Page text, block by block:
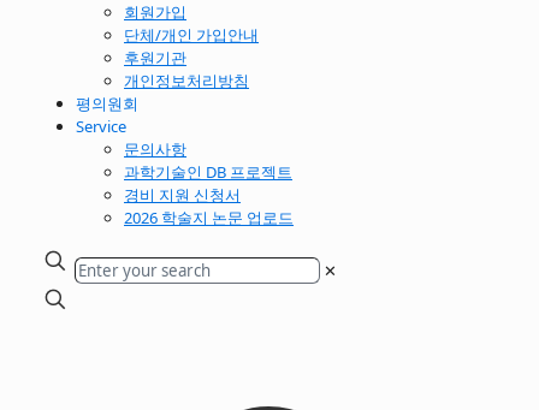
회원가입
단체/개인 가입안내
후원기관
개인정보처리방침
평의원회
Service
문의사항
과학기술인 DB 프로젝트
경비 지원 신청서
2026 학술지 논문 업로드
✕